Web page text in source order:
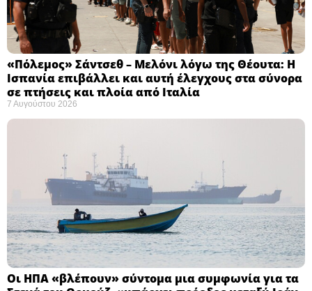
«Πόλεμος» Σάντσεθ – Μελόνι λόγω της Θέουτα: Η
Ισπανία επιβάλλει και αυτή έλεγχους στα σύνορα
σε πτήσεις και πλοία από Ιταλία
7 Αυγούστου 2026
Οι ΗΠΑ «βλέπουν» σύντομα μια συμφωνία για τα